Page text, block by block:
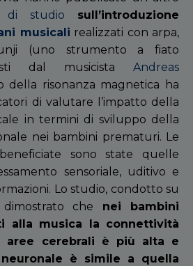
di studio
sull’introduzione
musicali realizzati con arpa,
(uno strumento a fiato
dal musicista Andreas
della risonanza magnetica ha
di valutare l’impatto della
in termini di sviluppo della
nei bambini prematuri. Le
sono state quelle
sensoriale, uditivo e
Lo studio, condotto su
che nei bambini
alla musica la connettività
aree cerebrali è più alta e
neuronale è simile a quella